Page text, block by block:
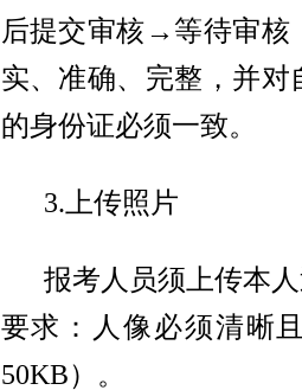
后提交审核→等待审核
实、准确、完整，并
的身份证必须一致。
3.上传照片
报考人员须上传本
要求：人像必须清晰
50KB）。